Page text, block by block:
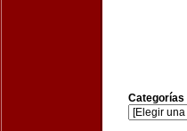
Categorías